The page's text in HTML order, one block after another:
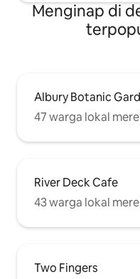
Menginap di
Albury Botanic
47 warga lokal
River Deck Cafe
43 warga lokal
Two Fingers